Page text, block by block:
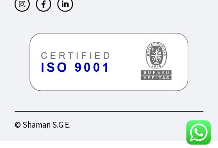
© Shaman S.G.E.